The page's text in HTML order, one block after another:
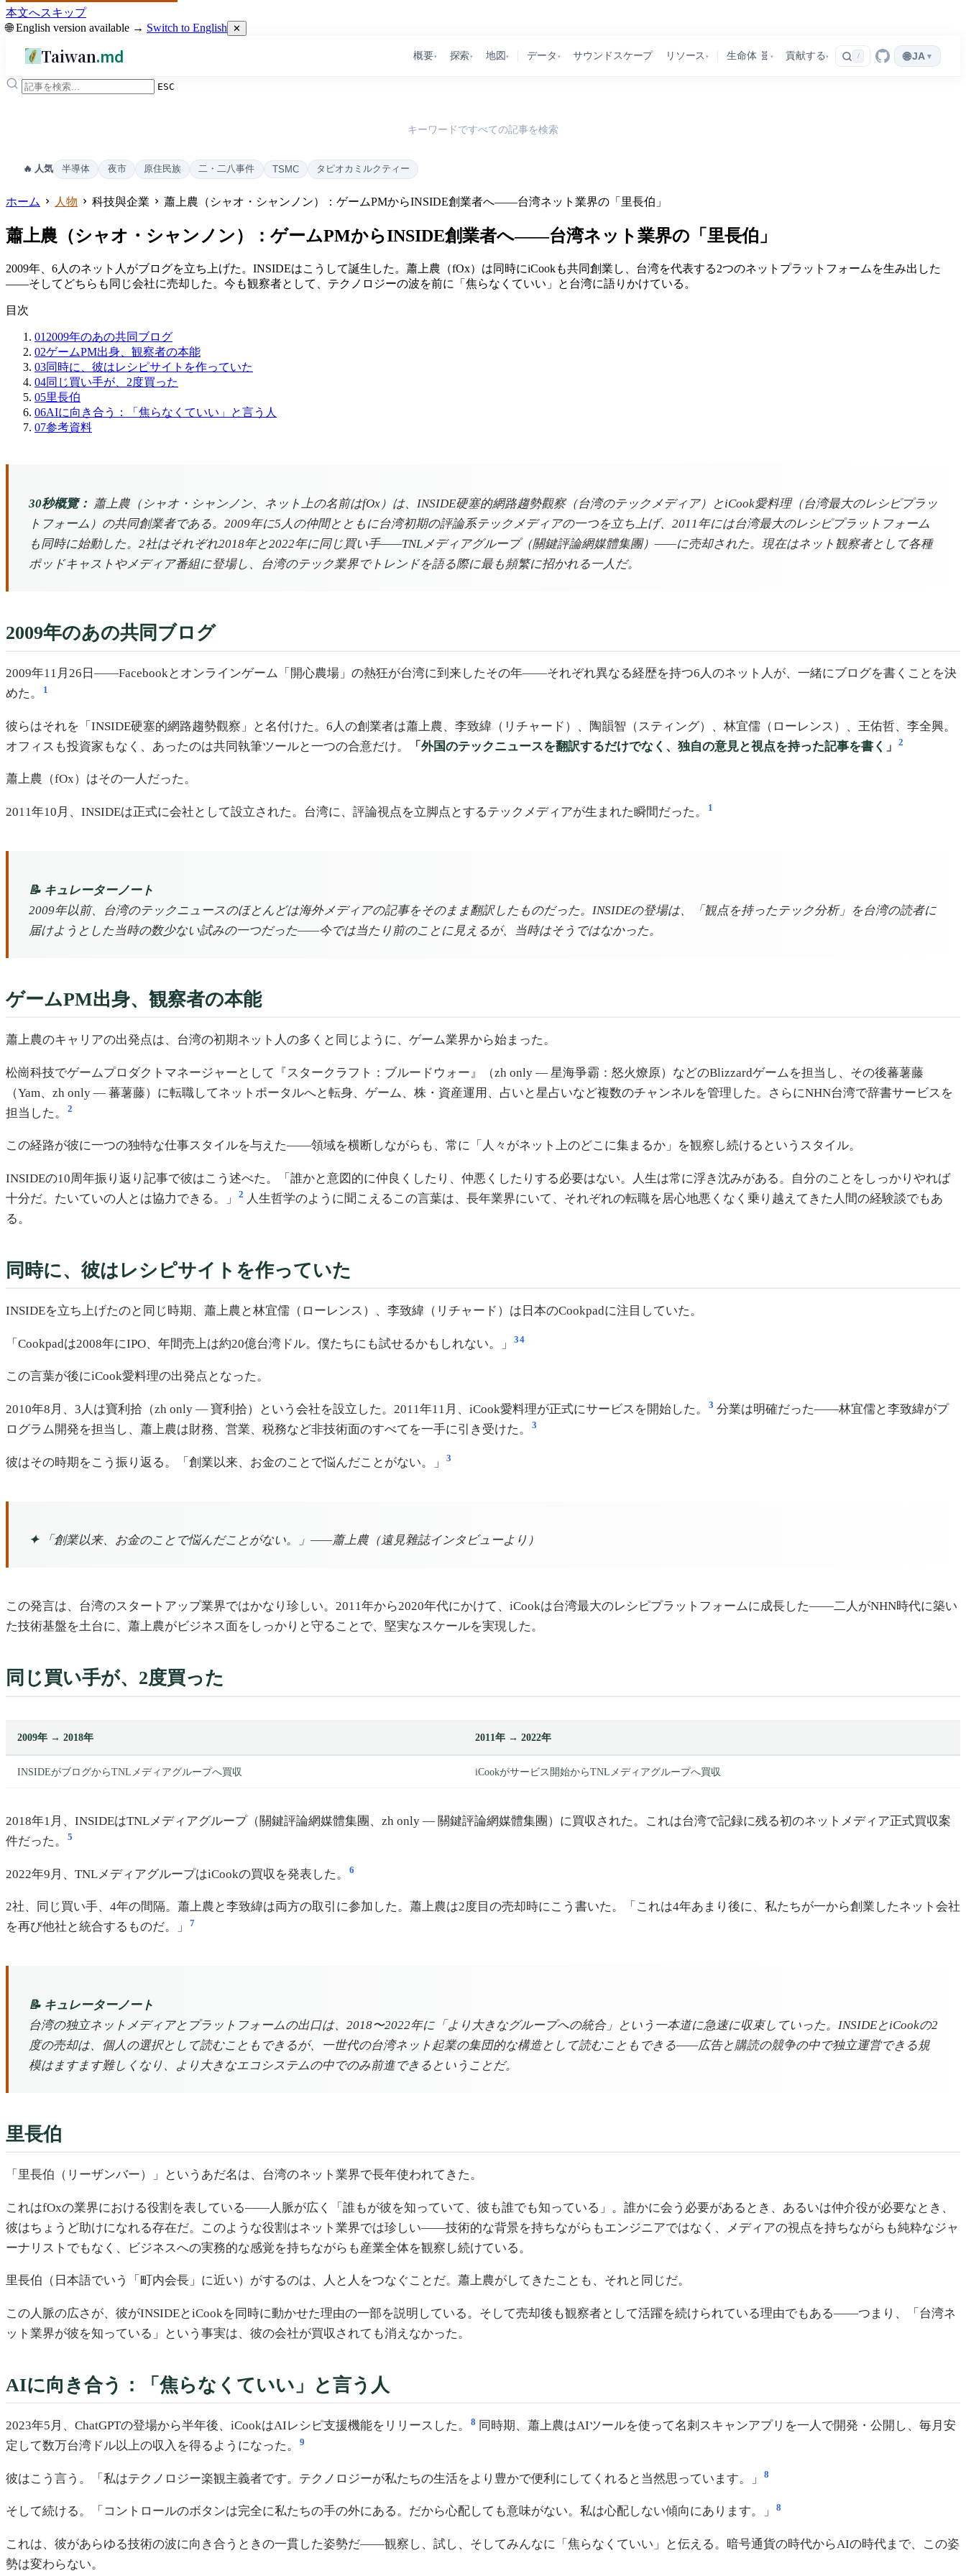
本文へスキップ
🌐 English version available → Switch to English ✕
Taiwan.md 概要▾ 探索▾ 地図 ▾ データ ▾ サウンドスケープ リソース ▾ 生命体 🧬 ▾ 貢献する ▾ / 🌐 JA ▾
ESC
キーワードですべての記事を検索
🔥 人気 半導体 夜市 原住民族 二・二八事件 TSMC タピオカミルクティー
ホーム 人物 科技與企業 蕭上農（シャオ・シャンノン）：ゲームPMからINSIDE創業者へ——台湾ネット業界の「里長伯」
蕭上農（シャオ・シャンノン）：ゲームPMからINSIDE創業者へ——台湾ネット業界の「里長伯」
2009年、6人のネット人がブログを立ち上げた。INSIDEはこうして誕生した。蕭上農（fOx）は同時にiCookも共同創業し、台湾を代表する2つのネットプラットフォームを生み出した
——そしてどちらも同じ会社に売却した。今も観察者として、テクノロジーの波を前に「焦らなくていい」と台湾に語りかけている。
目次
01 2009年のあの共同ブログ
02ゲームPM出身、観察者の本能
03同時に、彼はレシピサイトを作っていた
04同じ買い手が、2度買った
05里長伯
06AIに向き合う：「焦らなくていい」と言う人
07参考資料
30秒概覽： 蕭上農（シャオ・シャンノン、ネット上の名前はfOx）は、INSIDE硬塞的網路趨勢觀察（台湾のテックメディア）とiCook愛料理（台湾最大のレシピプラッ
トフォーム）の共同創業者である。2009年に5人の仲間とともに台湾初期の評論系テックメディアの一つを立ち上げ、2011年には台湾最大のレシピプラットフォーム
も同時に始動した。2社はそれぞれ2018年と2022年に同じ買い手——TNLメディアグループ（關鍵評論網媒體集團）——に売却された。現在はネット観察者として各種
ポッドキャストやメディア番組に登場し、台湾のテック業界でトレンドを語る際に最も頻繁に招かれる一人だ。
2009年のあの共同ブログ
2009年11月26日——Facebookとオンラインゲーム「開心農場」の熱狂が台湾に到来したその年——それぞれ異なる経歴を持つ6人のネット人が、一緒にブログを書くことを決
めた。
1
彼らはそれを「INSIDE硬塞的網路趨勢觀察」と名付けた。6人の創業者は蕭上農、李致緯（リチャード）、陶韻智（スティング）、林宜儒（ローレンス）、王佑哲、李全興。
オフィスも投資家もなく、あったのは共同執筆ツールと一つの合意だけ。
「外国のテックニュースを翻訳するだけでなく、独自の意見と視点を持った記事を書く」 2
蕭上農（fOx）はその一人だった。
2011年10月、INSIDEは正式に会社として設立された。台湾に、評論視点を立脚点とするテックメディアが生まれた瞬間だった。 1
📝 キュレーターノート
2009年以前、台湾のテックニュースのほとんどは海外メディアの記事をそのまま翻訳したものだった。INSIDEの登場は、「観点を持ったテック分析」を台湾の読者に
届けようとした当時の数少ない試みの一つだった——今では当たり前のことに見えるが、当時はそうではなかった。
ゲームPM出身、観察者の本能
蕭上農のキャリアの出発点は、台湾の初期ネット人の多くと同じように、ゲーム業界から始まった。
松崗科技でゲームプロダクトマネージャーとして『スタークラフト：ブルードウォー』（zh only — 星海爭霸：怒火燎原）などのBlizzardゲームを担当し、その後蕃薯藤
（Yam、zh only — 蕃薯藤）に転職してネットポータルへと転身、ゲーム、株・資産運用、占いと星占いなど複数のチャンネルを管理した。さらにNHN台湾で辞書サービスを
担当した。
2
この経路が彼に一つの独特な仕事スタイルを与えた——領域を横断しながらも、常に「人々がネット上のどこに集まるか」を観察し続けるというスタイル。
INSIDEの10周年振り返り記事で彼はこう述べた。「誰かと意図的に仲良くしたり、仲悪くしたりする必要はない。人生は常に浮き沈みがある。自分のことをしっかりやれば
十分だ。たいていの人とは協力できる。」
2 人生哲学のように聞こえるこの言葉は、長年業界にいて、それぞれの転職を居心地悪くなく乗り越えてきた人間の経験談でもあ
る。
同時に、彼はレシピサイトを作っていた
INSIDEを立ち上げたのと同じ時期、蕭上農と林宜儒（ローレンス）、李致緯（リチャード）は日本のCookpadに注目していた。
「Cookpadは2008年にIPO、年間売上は約20億台湾ドル。僕たちにも試せるかもしれない。」 34
この言葉が後にiCook愛料理の出発点となった。
2010年8月、3人は寶利拾（zh only — 寶利拾）という会社を設立した。2011年11月、iCook愛料理が正式にサービスを開始した。 3 分業は明確だった——林宜儒と李致緯がプ
ログラム開発を担当し、蕭上農は財務、営業、税務など非技術面のすべてを一手に引き受けた。
3
彼はその時期をこう振り返る。「創業以来、お金のことで悩んだことがない。」 3
✦「創業以来、お金のことで悩んだことがない。」——蕭上農（遠見雜誌インタビューより）
この発言は、台湾のスタートアップ業界ではかなり珍しい。2011年から2020年代にかけて、iCookは台湾最大のレシピプラットフォームに成長した——二人がNHN時代に築い
た技術基盤を土台に、蕭上農がビジネス面をしっかりと守ることで、堅実なスケールを実現した。
同じ買い手が、2度買った
2009年 → 2018年 2011年 → 2022年
INSIDEがブログからTNLメディアグループへ買収 iCookがサービス開始からTNLメディアグループへ買収
2018年1月、INSIDEはTNLメディアグループ（關鍵評論網媒體集團、zh only — 關鍵評論網媒體集團）に買収された。これは台湾で記録に残る初のネットメディア正式買収案
件だった。
5
2022年9月、TNLメディアグループはiCookの買収を発表した。 6
2社、同じ買い手、4年の間隔。蕭上農と李致緯は両方の取引に参加した。蕭上農は2度目の売却時にこう書いた。「これは4年あまり後に、私たちが一から創業したネット会社
を再び他社と統合するものだ。」
7
📝 キュレーターノート
台湾の独立ネットメディアとプラットフォームの出口は、2018〜2022年に「より大きなグループへの統合」という一本道に急速に収束していった。INSIDEとiCookの2
度の売却は、個人の選択として読むこともできるが、一世代の台湾ネット起業の集団的な構造として読むこともできる——広告と購読の競争の中で独立運営できる規
模はますます難しくなり、より大きなエコシステムの中でのみ前進できるということだ。
里長伯
「里長伯（リーザンバー）」というあだ名は、台湾のネット業界で長年使われてきた。
これはfOxの業界における役割を表している——人脈が広く「誰もが彼を知っていて、彼も誰でも知っている」。誰かに会う必要があるとき、あるいは仲介役が必要なとき、
彼はちょうど助けになれる存在だ。このような役割はネット業界では珍しい——技術的な背景を持ちながらもエンジニアではなく、メディアの視点を持ちながらも純粋なジャ
ーナリストでもなく、ビジネスへの実務的な感覚を持ちながらも産業全体を観察し続けている。
里長伯（日本語でいう「町内会長」に近い）がするのは、人と人をつなぐことだ。蕭上農がしてきたことも、それと同じだ。
この人脈の広さが、彼がINSIDEとiCookを同時に動かせた理由の一部を説明している。そして売却後も観察者として活躍を続けられている理由でもある——つまり、「台湾ネ
ット業界が彼を知っている」という事実は、彼の会社が買収されても消えなかった。
AIに向き合う：「焦らなくていい」と言う人
2023年5月、ChatGPTの登場から半年後、iCookはAIレシピ支援機能をリリースした。 8
同時期、蕭上農はAIツールを使って名刺スキャンアプリを一人で開発・公開し、毎月安
定して数万台湾ドル以上の収入を得るようになった。
9
彼はこう言う。「私はテクノロジー楽観主義者です。テクノロジーが私たちの生活をより豊かで便利にしてくれると当然思っています。」 8
そして続ける。「コントロールのボタンは完全に私たちの手の外にある。だから心配しても意味がない。私は心配しない傾向にあります。」 8
これは、彼があらゆる技術の波に向き合うときの一貫した姿勢だ——観察し、試し、そしてみんなに「焦らなくていい」と伝える。暗号通貨の時代からAIの時代まで、この姿
勢は変わらない。